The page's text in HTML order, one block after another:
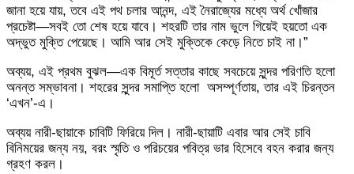
জানা হয়ে যায়, তবে এই পথ চলার আনন্দ, এই নৈরাজ্যের মধ্যে অর্থ খোঁজার
প্রচেষ্টা—সবই তো শেষ হয়ে যাবে। শহরটি তার নাম ভুলে গিয়েই হয়তো এক
অদ্ভুত মুক্তি পেয়েছে। আমি আর সেই মুক্তিকে কেড়ে নিতে চাই না।”
​অব্যয়, এই প্রথম বুঝল—এক বিমূর্ত সত্তার কাছে সবচেয়ে সুন্দর পরিণতি হলো
অনন্ত সম্ভাবনা। শহরের সুন্দর সমাপ্তি হলো অসম্পূর্ণতায়, তার এই চিরন্তন
‘এখন’-এ।
​অব্যয় নারী-ছায়াকে চাবিটি ফিরিয়ে দিল। নারী-ছায়াটি এবার আর সেই চাবি
বিনিময়ের জন্য নয়, বরং স্মৃতি ও পরিচয়ের পবিত্র ভার হিসেবে বহন করার জন্য
গ্রহণ করল।